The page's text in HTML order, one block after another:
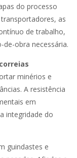
do processo
as
de trabalho,
obra necessária.
correias
minérios e
A resistência
em
integridade do
guindastes e